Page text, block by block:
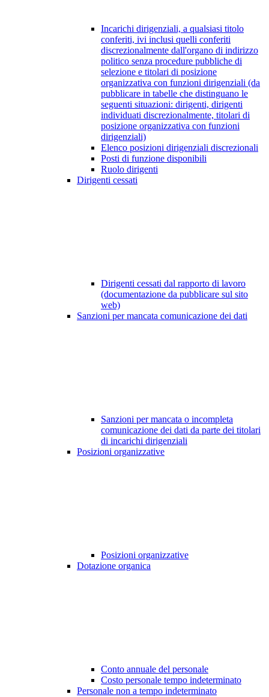
Incarichi dirigenziali, a qualsiasi titolo
conferiti, ivi inclusi quelli conferiti
discrezionalmente dall'organo di indirizzo
politico senza procedure pubbliche di
selezione e titolari di posizione
organizzativa con funzioni dirigenziali (da
pubblicare in tabelle che distinguano le
seguenti situazioni: dirigenti, dirigenti
individuati discrezionalmente, titolari di
posizione organizzativa con funzioni
dirigenziali)
Elenco posizioni dirigenziali discrezionali
Posti di funzione disponibili
Ruolo dirigenti
Dirigenti cessati
Dirigenti cessati dal rapporto di lavoro
(documentazione da pubblicare sul sito
web)
Sanzioni per mancata comunicazione dei dati
Sanzioni per mancata o incompleta
comunicazione dei dati da parte dei titolari
di incarichi dirigenziali
Posizioni organizzative
Posizioni organizzative
Dotazione organica
Conto annuale del personale
Costo personale tempo indeterminato
Personale non a tempo indeterminato